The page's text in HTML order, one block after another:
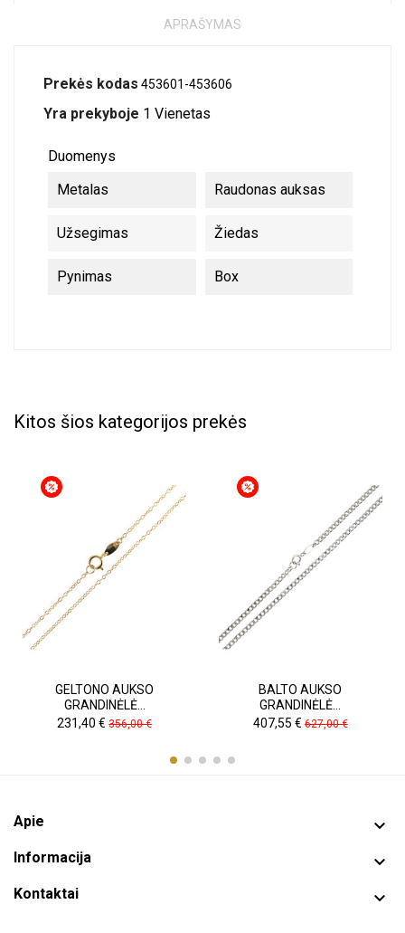
APRAŠYMAS
Prekės kodas 453601-453606
Yra prekyboje 1 Vienetas
Duomenys
Metalas
Raudonas auksas
Užsegimas Žiedas
Pynimas Box
Kitos šios kategorijos prekės
GELTONO AUKSO
GRANDINĖLĖ...
Kaina
231,40 € Pradinė
356,00 €
BALTO AUKSO
GRANDINĖLĖ...
Kaina
407,55 €Pradinė
627,00 €
Apie 
Informacija 
Kontaktai 